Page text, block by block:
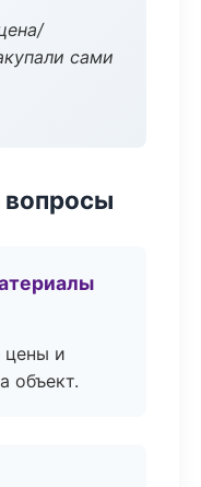
сами
вопросы
цены и
объект.